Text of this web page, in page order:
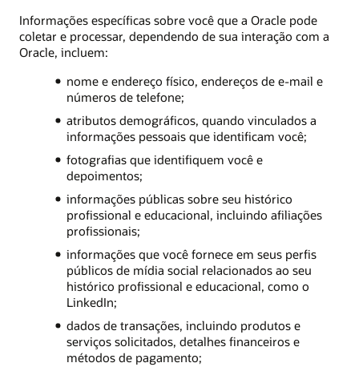
Informações específicas sobre você que a Oracle pode
coletar e processar, dependendo de sua interação com a
Oracle, incluem:
nome e endereço físico, endereços de e-mail e
números de telefone;
atributos demográficos, quando vinculados a
informações pessoais que identificam você;
fotografias que identifiquem você e
depoimentos;
informações públicas sobre seu histórico
profissional e educacional, incluindo afiliações
profissionais;
informações que você fornece em seus perfis
públicos de mídia social relacionados ao seu
histórico profissional e educacional, como o
LinkedIn;
dados de transações, incluindo produtos e
serviços solicitados, detalhes financeiros e
métodos de pagamento;